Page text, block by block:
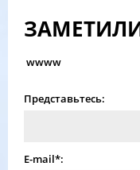
wwww
Представьтесь:
E-mail*: